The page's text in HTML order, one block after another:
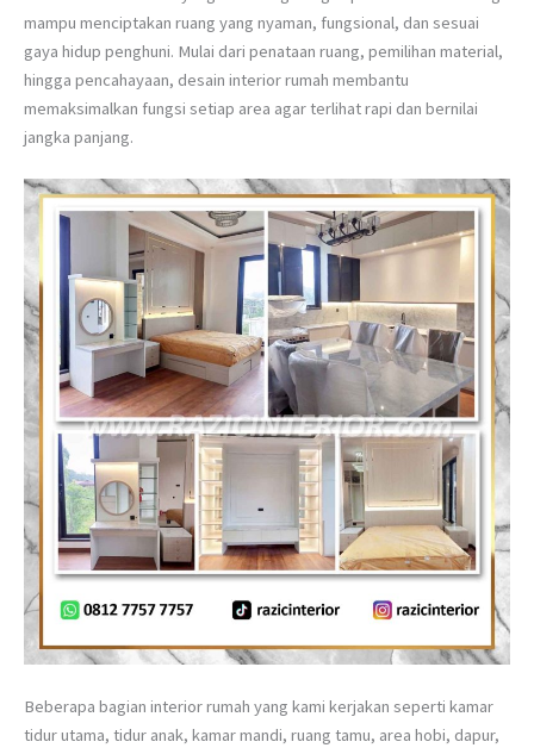
mampu menciptakan ruang yang nyaman, fungsional, dan sesuai
gaya hidup penghuni. Mulai dari penataan ruang, pemilihan material,
hingga pencahayaan, desain interior rumah membantu
memaksimalkan fungsi setiap area agar terlihat rapi dan bernilai
jangka panjang.
Beberapa bagian interior rumah yang kami kerjakan seperti kamar
tidur utama, tidur anak, kamar mandi, ruang tamu, area hobi, dapur,